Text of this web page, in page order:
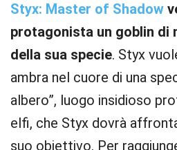
Styx: Master of Shadow
protagonista un goblin di
della sua specie. Styx
ambra nel cuore di una
albero”, luogo insidioso
elfi, che Styx dovrà
suo obiettivo. Per